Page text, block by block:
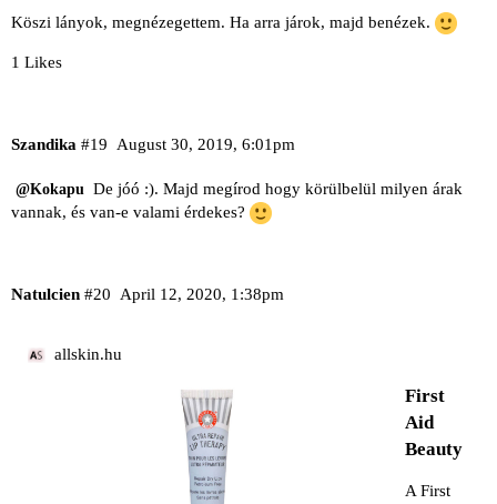
Köszi lányok, megnézegettem. Ha arra járok, majd benézek.
1 Likes
Szandika August 30, 2019, 6:01pm
#19
@Kokapu De jóó :). Majd megírod hogy körülbelül milyen árak
vannak, és van-e valami érdekes?
Natulcien April 12, 2020, 1:38pm
#20
allskin.hu
First
Aid
Beauty
A First